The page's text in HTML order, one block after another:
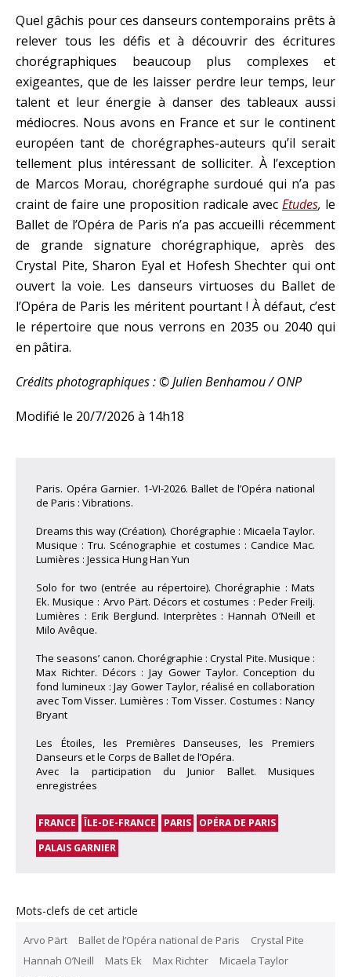
Quel gâchis pour ces danseurs contemporains prêts à
relever tous les défis et à découvrir des écritures
chorégraphiques beaucoup plus complexes et
exigeantes, que de les laisser perdre leur temps, leur
talent et leur énergie à danser des tableaux aussi
médiocres. Nous avons en France et sur le continent
européen tant de chorégraphes-auteurs qu’il serait
tellement plus intéressant de solliciter. À l’exception
de Marcos Morau, chorégraphe surdoué qui n’a pas
craint de faire une proposition radicale avec Etudes, le
Ballet de l’Opéra de Paris n’a pas accueilli récemment
de grande signature chorégraphique, après des
Crystal Pite, Sharon Eyal et Hofesh Shechter qui ont
ouvert la voie. Les danseurs virtuoses du Ballet de
l’Opéra de Paris les méritent pourtant ! À défaut, c’est
le répertoire que nous verrons en 2035 ou 2040 qui
en pâtira.
Crédits photographiques : © Julien Benhamou / ONP
Modifié le 20/7/2026 à 14h18
Paris. Opéra Garnier. 1-VI-2026. Ballet de l’Opéra national
de Paris : Vibrations.
Dreams this way (Création). Chorégraphie : Micaela Taylor.
Musique : Tru. Scénographie et costumes : Candice Mac.
Lumières : Jessica Hung Han Yun
Solo for two (entrée au répertoire). Chorégraphie : Mats
Ek. Musique : Arvo Pärt. Décors et costumes : Peder Freilj.
Lumières : Erik Berglund. Interprètes : Hannah O’Neill et
Milo Avêque.
The seasons’ canon. Chorégraphie : Crystal Pite. Musique :
Max Richter. Décors : Jay Gower Taylor. Conception du
fond lumineux : Jay Gower Taylor, réalisé en collaboration
avec Tom Visser. Lumières : Tom Visser. Costumes : Nancy
Bryant
Les Étoiles, les Premières Danseuses, les Premiers
Danseurs et le Corps de Ballet de l’Opéra.
Avec la participation du Junior Ballet. Musiques
enregistrées
FRANCE ÎLE-DE-FRANCE PARIS
OPÉRA DE PARIS
PALAIS GARNIER
Mots-clefs de cet article
Arvo Pärt Ballet de l’Opéra national de Paris
Crystal Pite
Hannah O’Neill
Mats Ek Max Richter
Micaela Taylor